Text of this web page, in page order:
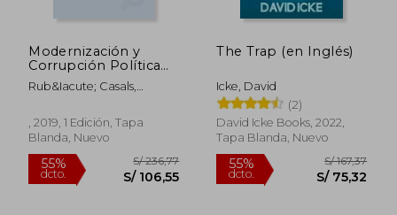
Modernización y
Corrupción Política
en la Europa
Contemporánea:
Rub&Iacute; Casals,
Fr&Eacute;D&Eacute;Ric
Monier
, 2019, 1 Edición, Tapa
Blanda, Nuevo
The Trap (en Inglés)
Icke, David
(2)
David Icke Books, 2022,
Tapa Blanda, Nuevo